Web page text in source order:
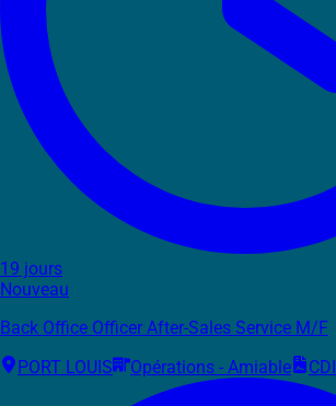
19 jours
Nouveau
Back Office Officer After-Sales Service M/F
PORT LOUIS
Opérations - Amiable CDI